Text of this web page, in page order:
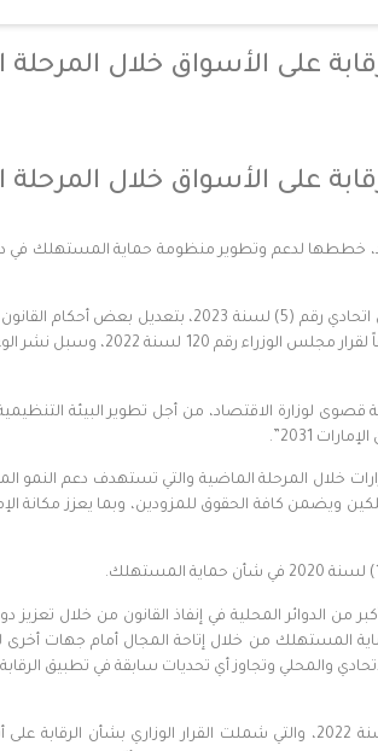
على الأسواق خلال المرحلة
على الأسواق خلال المرحلة
خططها لدعم وتطوير منظومة حماية المستهلك في
وشهد الاجتماع مناقشة التقدم المحرز في تنفيذ مخرجات الاجتماع السابق للجنة خلال العام الجاري، ومستجدات صدور المرسوم بقانون
(15) لسنة 2020 في شأن حماية المستهلك، إضافة إلى القرارات التنظيمية الخاصة بسياسة تسعير السلع
لوزارة الاقتصاد، من أجل تطوير البيئة
2031”.
خلال المرحلة الماضية والتي تستهدف دعم النمو
ويضمن كافة الحقوق للمزودين، وبما يعزز مكانة
الدوائر المحلية في إنفاذ القانون من خلال تعزيز
لحماية المستهلك من خلال إتاحة المجال أمام جهات
والمحلي وتجاوز أي تحديات سابقة في تطبيق
كما تناولت اللجنة القرارات التنظيمية الخاصة بسياسة تسعير السلع الأساسية الاستهلاكية وفقاً لقرار مجلس الوزراء رقم 120 لسنة 2022، والتي شملت